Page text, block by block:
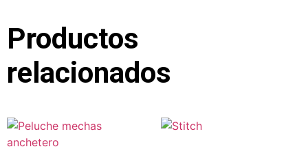
Productos
relacionados